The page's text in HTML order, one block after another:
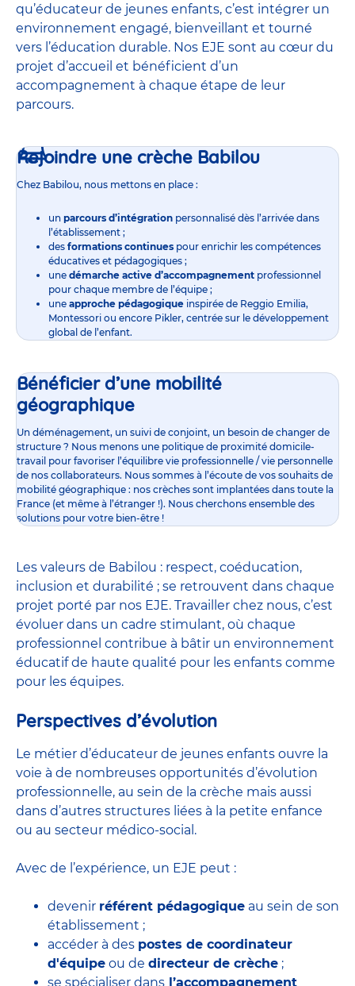
qu’éducateur de jeunes enfants, c’est intégrer un
environnement engagé, bienveillant et tourné
vers l’éducation durable. Nos EJE sont au cœur du
projet d’accueil et bénéficient d’un
accompagnement à chaque étape de leur
parcours.
Rejoindre une crèche Babilou
Chez Babilou, nous mettons en place :
un parcours d’intégration personnalisé dès l’arrivée dans
l’établissement ;
des formations continues pour enrichir les compétences
éducatives et pédagogiques ;
une démarche active d’accompagnement professionnel
pour chaque membre de l’équipe ;
une approche pédagogique inspirée de Reggio Emilia,
Montessori ou encore Pikler, centrée sur le développement
global de l’enfant.
Bénéficier d’une mobilité
géographique
Un déménagement, un suivi de conjoint, un besoin de changer de
structure ? Nous menons une politique de proximité domicile-
travail pour favoriser l’équilibre vie professionnelle / vie personnelle
de nos collaborateurs. Nous sommes à l’écoute de vos souhaits de
mobilité géographique : nos crèches sont implantées dans toute la
France (et même à l’étranger !). Nous cherchons ensemble des
solutions pour votre bien-être !
Les valeurs de Babilou : respect, coéducation,
inclusion et durabilité ; se retrouvent dans chaque
projet porté par nos EJE. Travailler chez nous, c’est
évoluer dans un cadre stimulant, où chaque
professionnel contribue à bâtir un environnement
éducatif de haute qualité pour les enfants comme
pour les équipes.
Perspectives d’évolution
Le métier d’éducateur de jeunes enfants ouvre la
voie à de nombreuses opportunités d’évolution
professionnelle, au sein de la crèche mais aussi
dans d’autres structures liées à la petite enfance
ou au secteur médico-social.
Avec de l’expérience, un EJE peut :
devenir référent pédagogique au sein de son
établissement ;
accéder à des postes de coordinateur
d'équipe ou de directeur de crèche ;
se spécialiser dans l’accompagnement